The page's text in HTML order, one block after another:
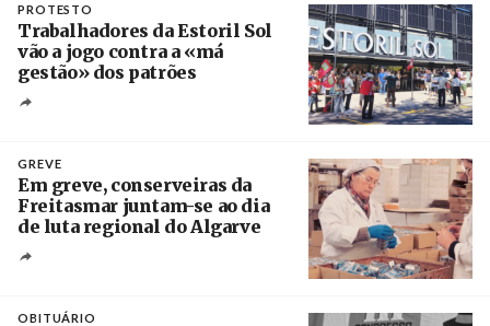
PROTESTO
Trabalhadores da Estoril Sol
vão a jogo contra a «má
gestão» dos patrões
GREVE
Em greve, conserveiras da
Freitasmar juntam-se ao dia
de luta regional do Algarve
OBITUÁRIO